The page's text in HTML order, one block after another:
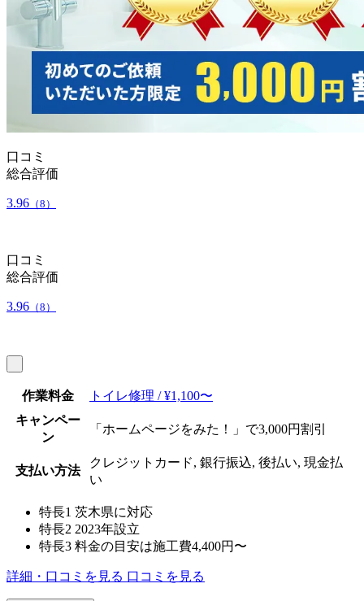
口コミ
総合評価
3.96 （8）
口コミ
総合評価
3.96 （8）
作業料金
トイレ修理 / ¥1,100〜
キャンペー
ン
「ホームページをみた！」で3,000円割引
支払い方法
クレジットカード, 銀行振込, 後払い, 現金払
い
特長1 茨木県に対応
特長2 2023年設立
特長3 料金の目安は施工費4,400円〜
詳細・口コミを見る 口コミを見る